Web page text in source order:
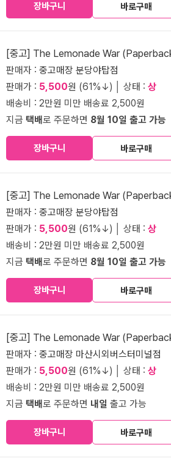
장바구니 바로구매
[중고] The Lemonade War
판매자 : 중고매장 분당야탑점
판매가 : 5,500원 (61%↓) │ 상태 : 상
배송비 : 2만원 미만 배송료 2,500원
지금 택배로 주문하면 8월 10일 출고 가능
장바구니 바로구매
[중고] The Lemonade War
판매자 : 중고매장 분당야탑점
판매가 : 5,500원 (61%↓) │ 상태 : 상
배송비 : 2만원 미만 배송료 2,500원
지금 택배로 주문하면 8월 10일 출고 가능
장바구니 바로구매
[중고] The Lemonade War
판매자 : 중고매장 마산시외버스터미널점
판매가 : 5,500원 (61%↓) │ 상태 : 상
배송비 : 2만원 미만 배송료 2,500원
지금 택배로 주문하면 내일 출고 가능
장바구니 바로구매